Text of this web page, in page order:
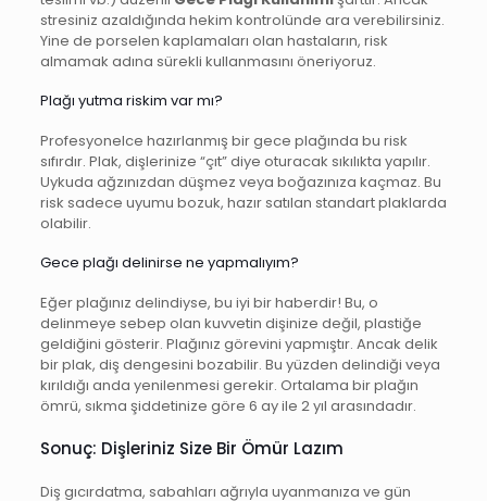
stresiniz azaldığında hekim kontrolünde ara verebilirsiniz.
Yine de porselen kaplamaları olan hastaların, risk
almamak adına sürekli kullanmasını öneriyoruz.
Plağı yutma riskim var mı?
Profesyonelce hazırlanmış bir gece plağında bu risk
sıfırdır. Plak, dişlerinize “çıt” diye oturacak sıkılıkta yapılır.
Uykuda ağzınızdan düşmez veya boğazınıza kaçmaz. Bu
risk sadece uyumu bozuk, hazır satılan standart plaklarda
olabilir.
Gece plağı delinirse ne yapmalıyım?
Eğer plağınız delindiyse, bu iyi bir haberdir! Bu, o
delinmeye sebep olan kuvvetin dişinize değil, plastiğe
geldiğini gösterir. Plağınız görevini yapmıştır. Ancak delik
bir plak, diş dengesini bozabilir. Bu yüzden delindiği veya
kırıldığı anda yenilenmesi gerekir. Ortalama bir plağın
ömrü, sıkma şiddetinize göre 6 ay ile 2 yıl arasındadır.
Sonuç: Dişleriniz Size Bir Ömür Lazım
Diş gıcırdatma, sabahları ağrıyla uyanmanıza ve gün